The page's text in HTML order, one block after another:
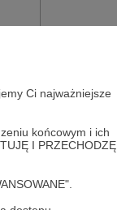
Ci najważniejsze
końcowym i ich
I PRZECHODZĘ